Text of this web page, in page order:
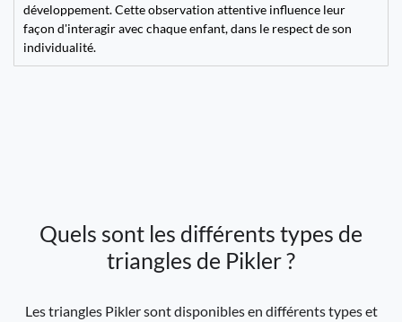
développement. Cette observation attentive influence leur
façon d'interagir avec chaque enfant, dans le respect de son
individualité.
Quels sont les différents types de
triangles de Pikler ?
Les triangles Pikler sont disponibles en différents types et